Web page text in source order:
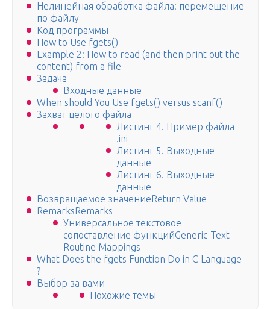
Нелинейная обработка файла: перемещение
по файлу
Код программы
How to Use fgets()
Example 2: How to read (and then print out the
content) from a file
Задача
Входные данные
When should You Use fgets() versus scanf()
Захват целого файла
Листинг 4. Пример файла
.ini
Листинг 5. Выходные
данные
Листинг 6. Выходные
данные
Возвращаемое значениеReturn Value
RemarksRemarks
Универсальное текстовое
сопоставление функцийGeneric-Text
Routine Mappings
What Does the fgets Function Do in C Language
?
Выбор за вами
Похожие темы